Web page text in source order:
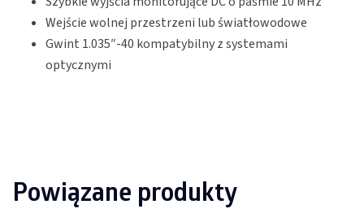
Wejście wolnej przestrzeni lub światłowodowe
Gwint 1.035″-40 kompatybilny z systemami
optycznymi
Powiązane produkty